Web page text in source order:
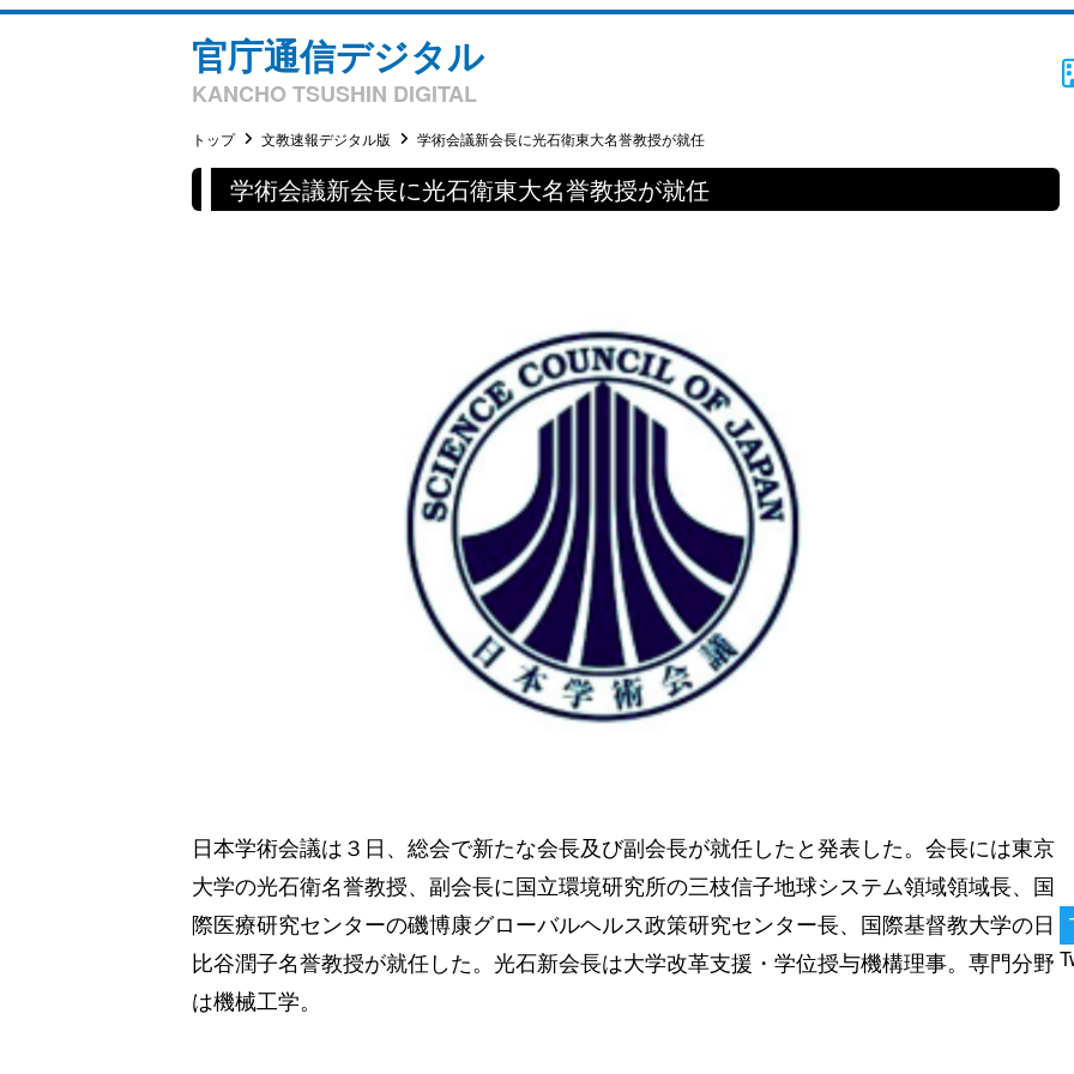
官庁通信デジタル
KANCHO TSUSHIN DIGITAL
トップ 文教速報デジタル版 学術会議新会長に光石衛東大名誉教授が就任
学術会議新会長に光石衛東大名誉教授が就任
日本学術会議は３日、総会で新たな会長及び副会長が就任したと発表した。会長には東京
大学の光石衛名誉教授、副会長に国立環境研究所の三枝信子地球システム領域領域長、国
際医療研究センターの磯博康グローバルヘルス政策研究センター長、国際基督教大学の日
比谷潤子名誉教授が就任した。光石新会長は大学改革支援・学位授与機構理事。専門分野
は機械工学。